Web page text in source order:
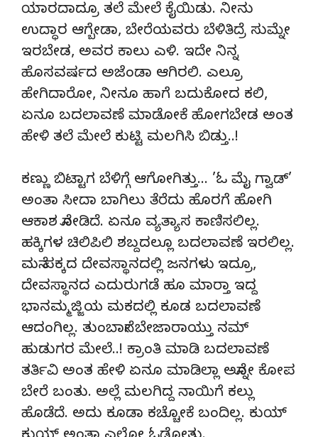
ಯಾರದಾದ್ರೂ ತಲೆ ಮೇಲೆ ಕೈಯಿಡು. ನೀನು
ಉದ್ಧಾರ ಆಗ್ಬೇಡಾ, ಬೇರೆಯವರು ಬೆಳಿತಿದ್ರೆ ಸುಮ್ನೇ
ಇರಬೇಡ, ಅವರ ಕಾಲು ಎಳಿ. ಇದೇ ನಿನ್ನ
ಹೊಸವರ್ಷದ ಅಜೆಂಡಾ ಆಗಿರಲಿ. ಎಲ್ರೂ
ಹೇಗಿದಾರೋ, ನೀನೂ ಹಾಗೆ ಬದುಕೋದ ಕಲಿ,
ಏನೂ ಬದಲಾವಣೆ ಮಾಡೋಕೆ ಹೋಗಬೇಡ ಅಂತ
ಹೇಳಿ ತಲೆ ಮೇಲೆ ಕುಟ್ಟಿ ಮಲಗಿಸಿ ಬಿಡ್ತು..!
ಕಣ್ಣು ಬಿಟ್ಟಾಗ ಬೆಳಿಗ್ಗೆ ಆಗೋಗಿತ್ತು… ’ಓ ಮೈ ಗ್ವಾಡ್’
ಅಂತಾ ಸೀದಾ ಬಾಗಿಲು ತೆರೆದು ಹೊರಗೆ ಹೋಗಿ
ಆಕಾಶ ನೋಡಿದೆ. ಏನೂ ವ್ಯತ್ಯಾಸ ಕಾಣಿಸಲಿಲ್ಲ.
ಹಕ್ಕಿಗಳ ಚಿಲಿಪಿಲಿ ಶಬ್ದದಲ್ಲೂ ಬದಲಾವಣೆ ಇರಲಿಲ್ಲ.
ಮನೆ ಪಕ್ಕದ ದೇವಸ್ಥಾನದಲ್ಲಿ ಜನಗಳು ಇದ್ರೂ,
ದೇವಸ್ಥಾನದ ಎದುರುಗಡೆ ಹೂ ಮಾರ್‍ತಾ ಇದ್ದ
ಭಾನಮ್ಮಜ್ಜಿಯ ಮಕದಲ್ಲಿ ಕೂಡ ಬದಲಾವಣೆ
ಆದಂಗಿಲ್ಲ. ತುಂಬಾನೇ ಬೇಜಾರಾಯ್ತು ನಮ್
ಹುಡುಗರ ಮೇಲೆ..! ಕ್ರಾಂತಿ ಮಾಡಿ ಬದಲಾವಣೆ
ತರ್ತಿವಿ ಅಂತ ಹೇಳಿ ಏನೂ ಮಾಡಿಲ್ಲಾ ಅನ್ನೋ ಕೋಪ
ಬೇರೆ ಬಂತು. ಅಲ್ಲೆ ಮಲಗಿದ್ದ ನಾಯಿಗೆ ಕಲ್ಲು
ಹೊಡೆದೆ. ಅದು ಕೂಡಾ ಕಚ್ಚೋಕೆ ಬಂದಿಲ್ಲ. ಕುಯ್